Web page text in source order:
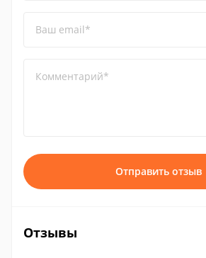
Ваш email*
Комментарий*
Отправить отзыв
Отзывы